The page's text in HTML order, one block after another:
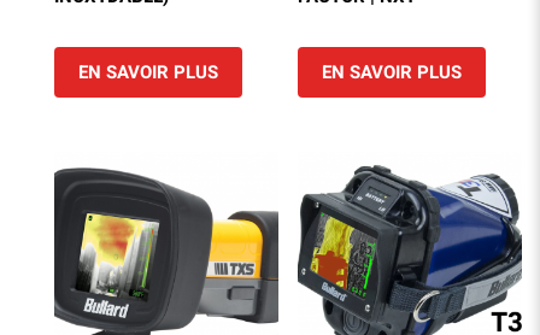
EN SAVOIR PLUS EN SAVOIR PLUS